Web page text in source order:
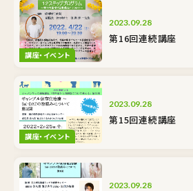
講座・イベント
2023.09.28
第16回連続講座
講座・イベント
2023.09.28
第15回連続講座
2023.09.28